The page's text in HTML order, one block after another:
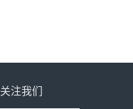
关注我们